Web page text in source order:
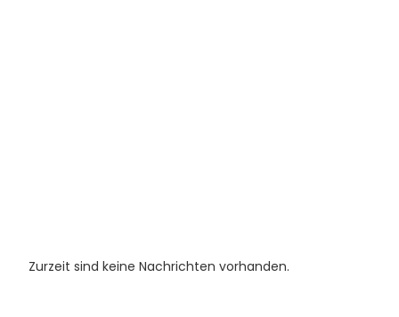
Zurzeit sind keine Nachrichten vorhanden.